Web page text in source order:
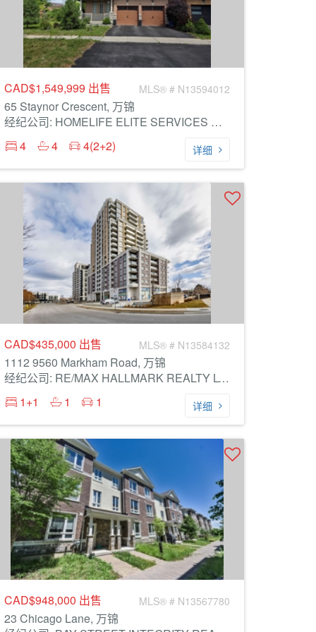
CAD$1,549,999 出售 MLS® # N13594012
65 Staynor Crescent, 万锦
经纪公司: HOMELIFE ELITE SERVICES REALTY INC.
4
4 4(2+2) 详细
CAD$435,000 出售 MLS® # N13584132
1112 9560 Markham Road, 万锦
经纪公司: RE/MAX HALLMARK REALTY LTD.
1+1
1 1 详细
CAD$948,000 出售 MLS® # N13567780
23 Chicago Lane, 万锦